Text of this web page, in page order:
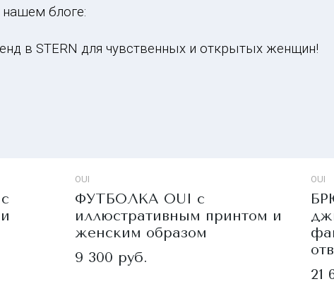
блоге:
в STERN для чувственных и открытых женщин!
OUI
ФУТБОЛКА OUI с
иллюстративным принтом и
женским образом
9 300 руб.
OUI
21